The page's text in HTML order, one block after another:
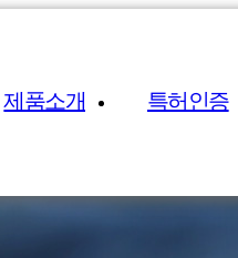
제품소개 특허인증